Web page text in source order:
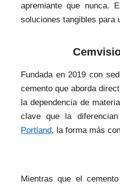
apremiante que nunca.
soluciones tangibles para
Fundada en 2019 con
cemento que aborda
la dependencia de
clave que la
Portland, la forma más
Mientras que el